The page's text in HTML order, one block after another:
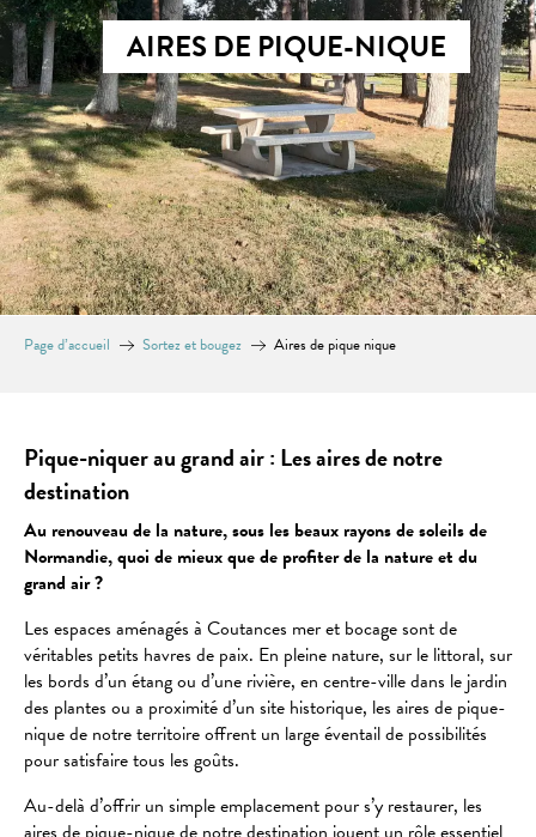
AIRES DE PIQUE-NIQUE
Page d’accueil Sortez et bougez Aires de pique nique
Pique-niquer au grand air : Les aires de notre
destination
Au renouveau de la nature, sous les beaux rayons de soleils de
Normandie, quoi de mieux que de profiter de la nature et du
grand air ?
Les espaces aménagés à Coutances mer et bocage sont de
véritables petits havres de paix. En pleine nature, sur le littoral, sur
les bords d’un étang ou d’une rivière, en centre-ville dans le jardin
des plantes ou a proximité d’un site historique, les aires de pique-
nique de notre territoire offrent un large éventail de possibilités
pour satisfaire tous les goûts.
Au-delà d’offrir un simple emplacement pour s’y restaurer, les